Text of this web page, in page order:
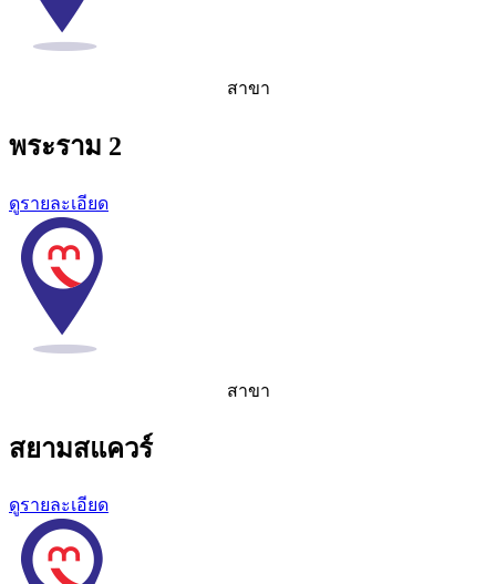
สาขา
พระราม 2
ดูรายละเอียด
สาขา
สยามสแควร์
ดูรายละเอียด